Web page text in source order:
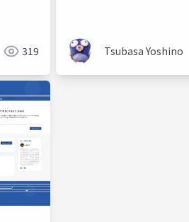
319 Tsubasa Yoshino